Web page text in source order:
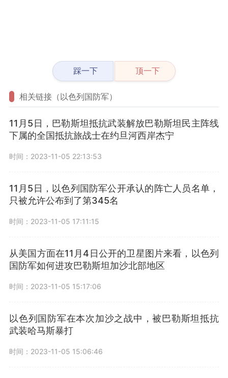
踩一下 顶一下
相关链接（以色列国防军）
11月5日，巴勒斯坦抵抗武装解放巴勒斯坦民主阵线
下属的全国抵抗旅战士在约旦河西岸杰宁
时间：2023-11-05 22:13:53
11月5日，以色列国防军公开承认的阵亡人员名单，
只被允许公布到了第345名
时间：2023-11-05 17:11:15
从美国方面在11月4日公开的卫星图片来看，以色列
国防军如何进攻巴勒斯坦加沙北部地区
时间：2023-11-05 15:17:06
以色列国防军在本次加沙之战中，被巴勒斯坦抵抗
武装哈马斯暴打
时间：2023-11-05 15:06:46